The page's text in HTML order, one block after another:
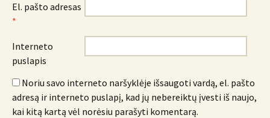
El. pašto adresas
*
Interneto
puslapis
Noriu savo interneto naršyklėje išsaugoti vardą, el. pašto
adresą ir interneto puslapį, kad jų nebereiktų įvesti iš naujo,
kai kitą kartą vėl norėsiu parašyti komentarą.